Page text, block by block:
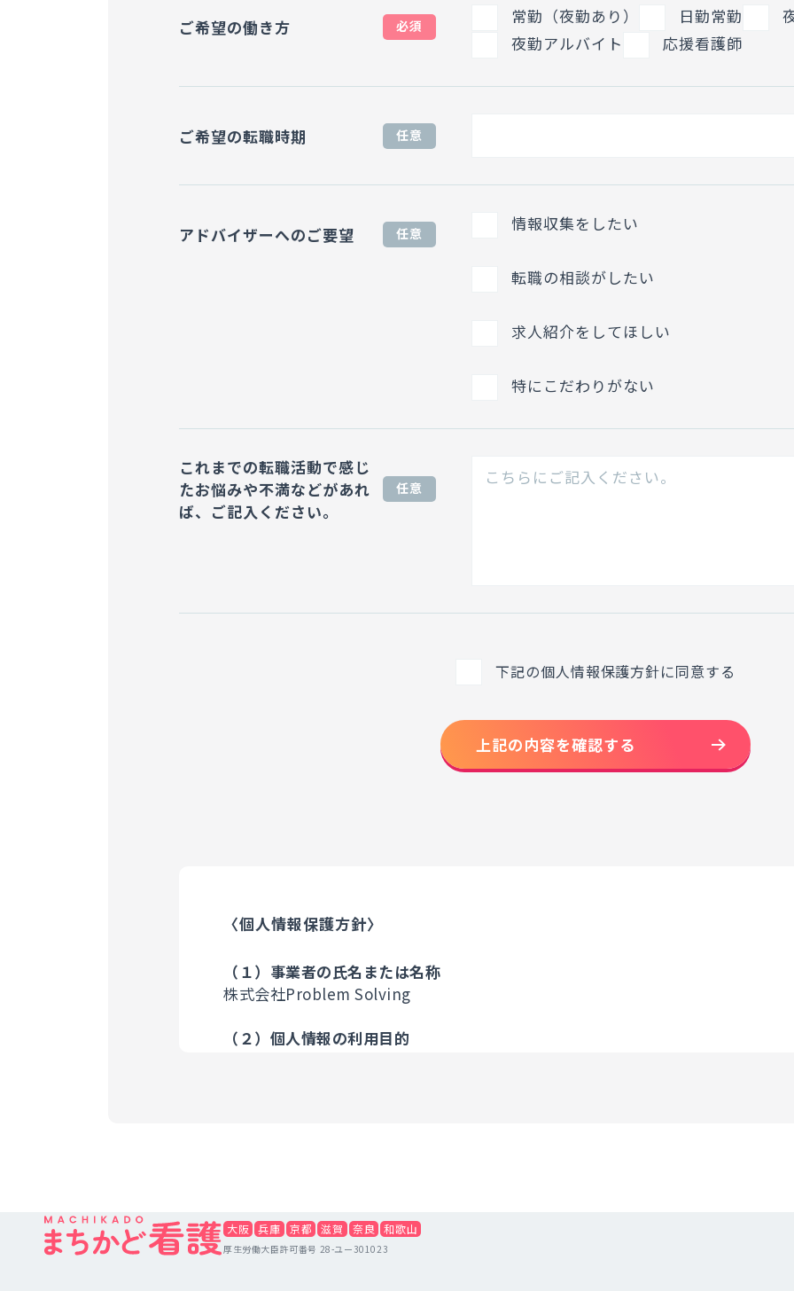
ご希望の働き方 必須 常勤（夜勤あり） 日勤常勤
夜勤アルバイト
応援看護師
ご希望の転職時期 任意
アドバイザーへのご要望 任意 情報収集をしたい
転職の相談がしたい
求人紹介をしてほしい
特にこだわりがない
これまでの転職活動で感じ
たお悩みや不満などがあれ
ば、 ご記入ください。
任意
下記の個人情報保護方針に同意する
上記の内容を確認する
〈個人情報保護方針〉
（１）事業者の氏名または名称
株式会社Problem Solving
（２）個人情報の利用目的
す。但し法令の範囲内で、利用者の個人情報を提供することがあります。
（４）個人情報の取扱いの委託について
大阪 兵庫 京都 滋賀 奈良 和歌山
厚生労働大臣許可番号 28-ユー301023